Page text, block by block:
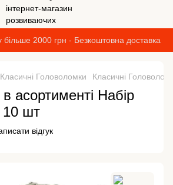
2000 грн - Безкоштовна доставка
Класичні Головоломки Класичні
асортименті Набір
10 шт
відгук